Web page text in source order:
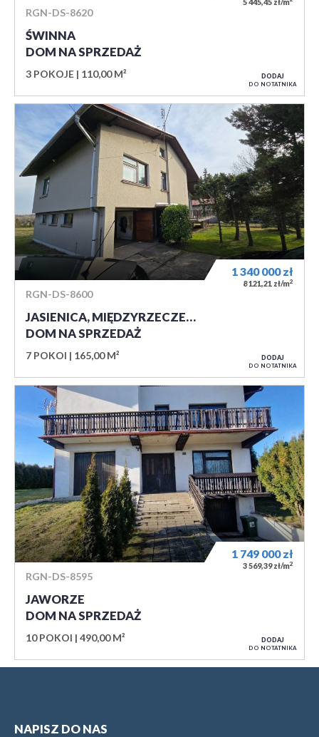
RGN-DS-8620
ŚWINNA
DOM NA SPRZEDAŻ
3 POKOJE 110,00 M² DODAJ
DO NOTATNIKA
RGN-DS-8600
JASIENICA, MIĘDZYRZECZE…
DOM NA SPRZEDAŻ
7 POKOI 165,00 M²
1 340 000zł
8 121,21 zł/m2
DODAJ
DO NOTATNIKA
RGN-DS-8595
JAWORZE
DOM NA SPRZEDAŻ
10 POKOI 490,00 M²
1 749 000zł
3 569,39 zł/m2
DODAJ
DO NOTATNIKA
NAPISZ DO NAS